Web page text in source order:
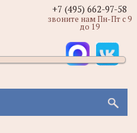
+7 (495) 662-97-58
звоните нам Пн-Пт с 9
до 19